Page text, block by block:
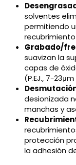
solventes
permitiendo
Grabado/
suavizan la
capas de
(P.EJ., 7-
desionizada
manchas y
protección
la adhesión